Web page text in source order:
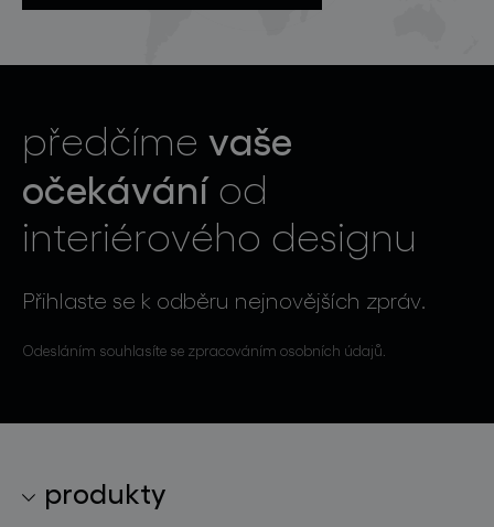
předčíme vaše
očekáváníod
interiérového designu
Přihlaste se k odběru nejnovějších zpráv.
Odesláním souhlasíte se zpracováním osobních údajů.
produkty